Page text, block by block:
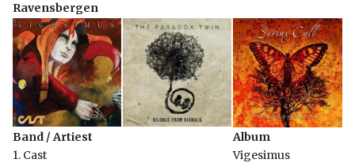
Ravensbergen
Band / Artiest
Album
1. Cast
Vigesimus